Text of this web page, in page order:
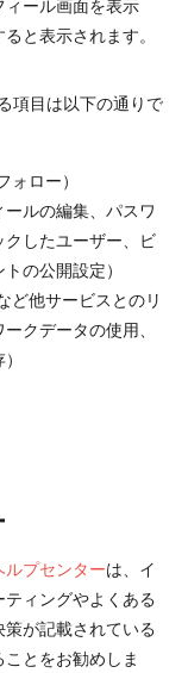
ール画面を表示
と表示されます。
項目は以下の通りで
ロー）
ルの編集、パスワ
したユーザー、ビ
の公開設定）
ど他サービスとのリ
クデータの使用、
プセンターは、イ
ィングやよくある
が記載されている
とをお勧めしま